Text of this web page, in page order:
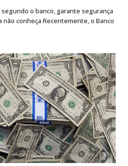
o banco, garante segurança
conheça Recentemente, o Banco